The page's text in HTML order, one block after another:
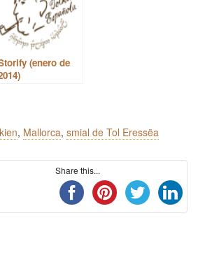
(enero de
, Mallorca, smial de Tol Eressëa
Share this...